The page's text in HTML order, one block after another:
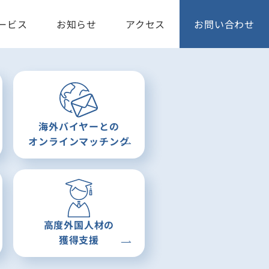
ビス
海外バイヤーとの
オンラインマッチング
高度外国人材の
獲得支援
お知らせ アクセス お問い合わせ